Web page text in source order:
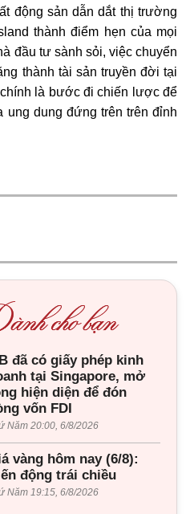
động sản dẫn dắt thị trường
thành điểm hẹn của mọi
đầu tư sành sỏi, việc chuyển
thành tài sản truyền đời tại
là bước đi chiến lược để
dung đứng trên trên đỉnh
đã có giấy phép kinh
tại Singapore, mở
hiện diện để đón
vốn FDI
Năm 20:00, 6/8/2026
vàng hôm nay (6/8):
động trái chiều
Năm 19:15, 6/8/2026